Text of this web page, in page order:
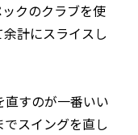
クのクラブを使
計にスライスし
すのが一番いい
スイングを直し